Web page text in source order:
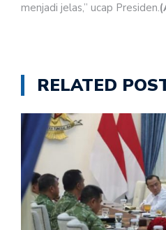
menjadi jelas,” ucap Presiden.
RELATED